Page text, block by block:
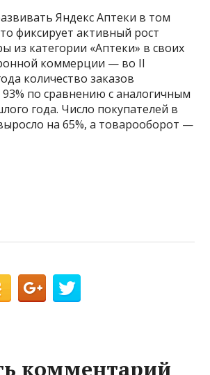
Яндекс Аптеки в том
фиксирует активный рост
из категории «Аптеки» в своих
коммерции — во II
количество заказов
93% по сравнению с аналогичным
года. Число покупателей в
на 65%, а товарооборот —
комментарий